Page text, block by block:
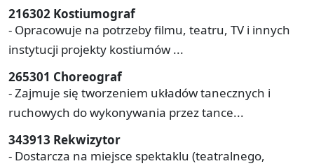
216302 Kostiumograf
- Opracowuje na potrzeby filmu, teatru, TV i innych
instytucji projekty kostiumów ...
265301 Choreograf
- Zajmuje się tworzeniem układów tanecznych i
ruchowych do wykonywania przez tance...
343913 Rekwizytor
- Dostarcza na miejsce spektaklu (teatralnego,